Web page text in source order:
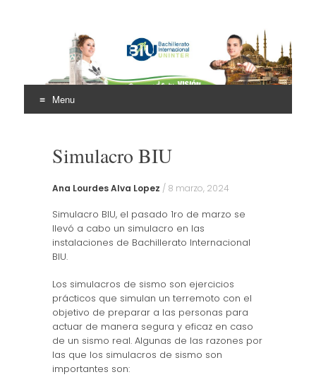
Bachillerato
Internacional Uninter
(BIU)
Menu
contentSimulacro BIU
Ana Lourdes Alva Lopez / 8 marzo, 2024
Simulacro BIU, el pasado 1ro de marzo se
llevó a cabo un simulacro en las
instalaciones de Bachillerato Internacional
BIU.
Los simulacros de sismo son ejercicios
prácticos que simulan un terremoto con el
objetivo de preparar a las personas para
actuar de manera segura y eficaz en caso
de un sismo real. Algunas de las razones por
las que los simulacros de sismo son
importantes son: